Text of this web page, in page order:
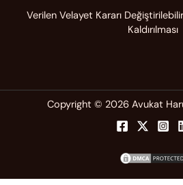
Verilen Velayet Kararı
Kaldırılması
Copyright © 2026 Avukat